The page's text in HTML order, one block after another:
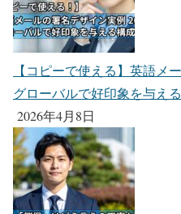
【コピーで使える】英語メ
グローバルで好印象を与え
2026年4月8日